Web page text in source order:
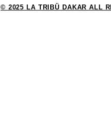
© 2025 LA TRIBÜ DAKAR ALL